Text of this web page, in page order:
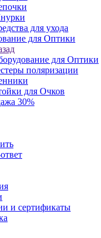
для ухода
для Оптики
для Оптики
поляризации
для Очков
30%
и сертификаты